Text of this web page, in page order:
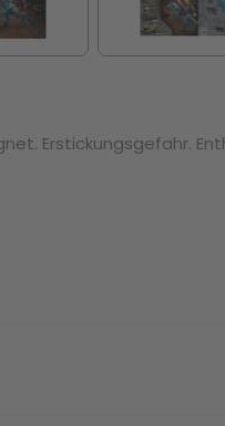
Erstickungsgefahr.